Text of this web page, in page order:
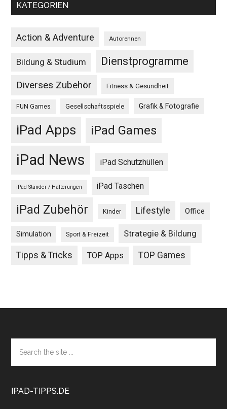
KATEGORIEN
Action & Adventure Autorennen
Bildung & Studium Dienstprogramme
Diverses Zubehör Fitness & Gesundheit
FUN Games Gesellschaftsspiele Grafik & Fotografie
iPad Apps iPad Games
iPad News iPad Schutzhüllen
iPad Ständer / Halterungen iPad Taschen
iPad Zubehör Kinder Lifestyle Office
Simulation Sport & Freizeit Strategie & Bildung
Tipps & Tricks TOP Apps TOP Games
Footer
the
site
IPAD-TIPPS.DE